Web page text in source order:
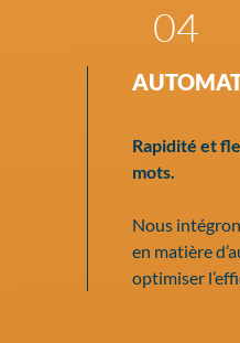
04
Rapidité et
mots.
Nous
en matière
optimiser